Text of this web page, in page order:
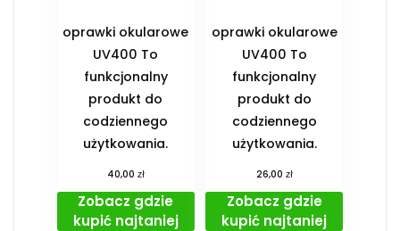
oprawki okularowe
UV400 To
funkcjonalny
produkt do
codziennego
użytkowania.
40,00 zł
Zobacz gdzie
kupić najtaniej
oprawki okularowe
UV400 To
funkcjonalny
produkt do
codziennego
użytkowania.
26,00 zł
Zobacz gdzie
kupić najtaniej